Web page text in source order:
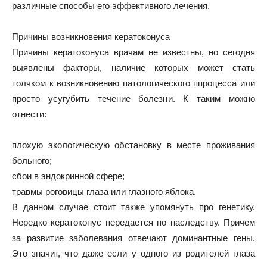
различные способы его эффективного лечения.
Причины возникновения кератоконуса
Причины кератоконуса врачам не известны, но сегодня
выявлены факторы, наличие которых может стать
толчком к возникновению патологического ппроцесса или
просто усугубить течение болезни. К таким можно
отнести:
плохую экологическую обстановку в месте проживания
больного;
сбои в эндокринной сфере;
травмы роговицы глаза или глазного яблока.
В данном случае стоит также упомянуть про генетику.
Нередко кератоконус передается по наследству. Причем
за развитие заболевания отвечают доминантные гены.
Это значит, что даже если у одного из родителей глаза